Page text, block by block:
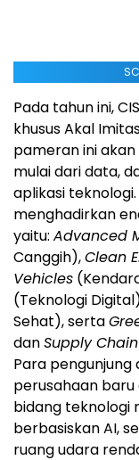
Pada tahun ini,
khusus Akal
pameran ini
mulai dari data,
aplikasi teknologi.
menghadirkan
yaitu: Advanced
Canggih),Clean
Vehicles
(Teknologi
Sehat), serta
danSupply
Para
perusahaan
bidang teknologi
berbasiskan AI,
ruang udara